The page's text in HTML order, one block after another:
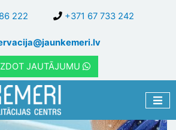
основному
содержанию
222 +371 67 733 242
JAUTĀJUMU